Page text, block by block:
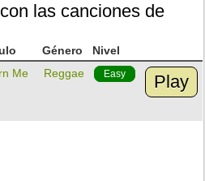
las canciones de
Género
Nivel
Me
Reggae Easy Play